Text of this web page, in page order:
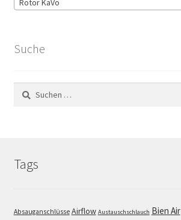
Rotor KaVo
Suche
Suchen
nach:
Tags
Absauganschlüsse Airflow Austauschschlauch Bien Air